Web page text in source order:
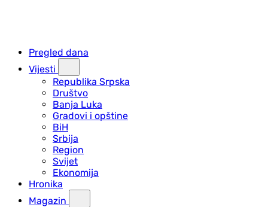
Pregled dana
Vijesti
Republika Srpska
Društvo
Banja Luka
Gradovi i opštine
BiH
Srbija
Region
Svijet
Ekonomija
Hronika
Magazin